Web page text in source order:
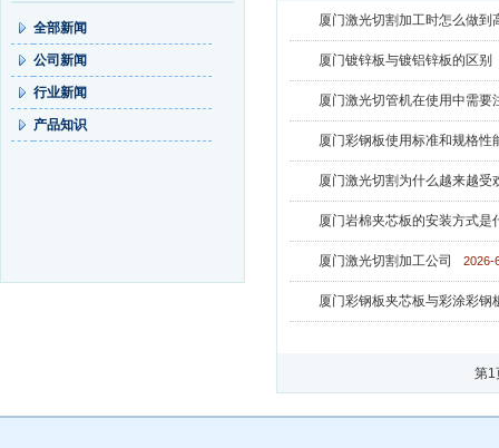
全部新闻
公司新闻
行业新闻
产品知识
厦门激光切割加工时怎么做到
厦门镀锌板与镀铝锌板的区别
厦门激光切管机在使用中需要
厦门彩钢板使用标准和规格性
厦门激光切割为什么越来越受
厦门岩棉夹芯板的安装方式是
厦门激光切割加工公司 2026-
厦门彩钢板夹芯板与彩涂彩钢
第